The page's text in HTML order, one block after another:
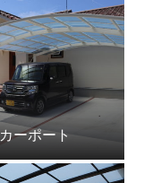
カーポート